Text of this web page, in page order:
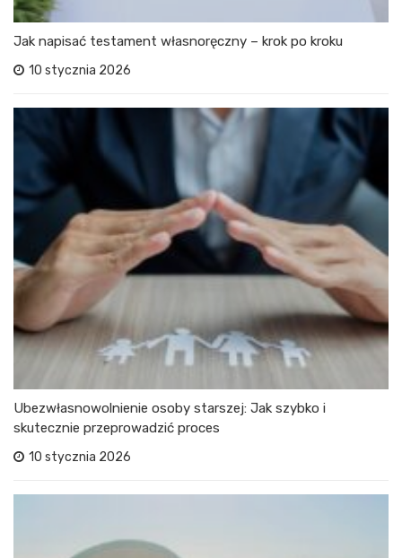
Jak napisać testament własnoręczny – krok po kroku
10 stycznia 2026
Ubezwłasnowolnienie osoby starszej: Jak szybko i
skutecznie przeprowadzić proces
10 stycznia 2026